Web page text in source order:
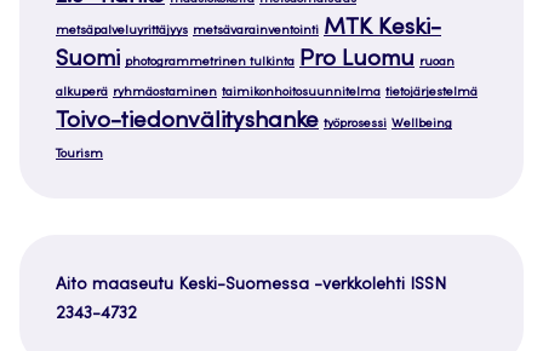
metsäpalveluyrittäjyys metsävarainventointi MTK Keski-
Suomi photogrammetrinen tulkinta Pro Luomu ruoan
alkuperä ryhmäostaminen taimikonhoitosuunnitelma tietojärjestelmä
Toivo-tiedonvälityshanke työprosessi Wellbeing
Tourism
Aito maaseutu Keski-Suomessa -verkkolehti ISSN
2343-4732